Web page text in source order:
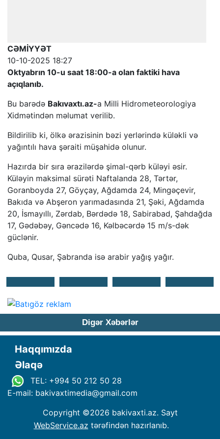
CƏMİYYƏT
10-10-2025 18:27
Oktyabrın 10-u saat 18:00-a olan faktiki hava
açıqlanıb.
Bu barədə Bakıvaxtı.az-a Milli Hidrometeorologiya
Xidmətindən məlumat verilib.
Bildirilib ki, ölkə ərazisinin bəzi yerlərində küləkli və
yağıntılı hava şəraiti müşahidə olunur.
Hazırda bir sıra ərazilərdə şimal-qərb küləyi əsir.
Küləyin maksimal sürəti Naftalanda 28, Tərtər,
Goranboyda 27, Göyçay, Ağdamda 24, Mingəçevir,
Bakıda və Abşeron yarımadasında 21, Şəki, Ağdamda
20, İsmayıllı, Zərdab, Bərdədə 18, Sabirabad, Şahdağda
17, Gədəbəy, Gəncədə 16, Kəlbəcərdə 15 m/s-dək
güclənir.
Quba, Qusar, Şabranda isə arabir yağış yağır.
Digər Xəbərlər
Haqqımızda
Əlaqə
TEL: +994 50 212 50 28
E-mail: bakivaxtimedia@gmail.com
Copyright ©2026 bakivaxti.az. Sayt
WebService.az tərəfindən hazırlanıb.